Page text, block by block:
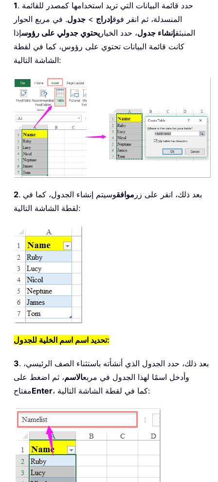
1. حدد قائمة البيانات التي تريد استخدامها كمصدر للقائمة
المنسدلة، ثم انقر فوقإدراج > جدول. في مربع الحوار
المنبثقإنشاء جدول، حدد الخيار يحتوي جدولي على رؤوسإذا
كانت قائمة البيانات تحتوي على رؤوس، كما في لقطة
الشاشة التالية:
2 . بعد ذلك، انقر على زر موافقوسيتم إنشاء الجدول، كما في
لقطة الشاشة التالية:
تحديد اسم اسم الخلية للجدول:
3. بعد ذلك، حدد الجدول الذي أنشأته باستثناء الصف الرئيسي،
وأدخل اسمًا لهذا الجدول في مربعالاسم، ثم اضغط على
مفتاحEnter ، كما في لقطة الشاشة التالية: